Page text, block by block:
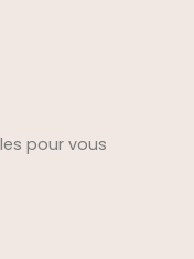
pour vous